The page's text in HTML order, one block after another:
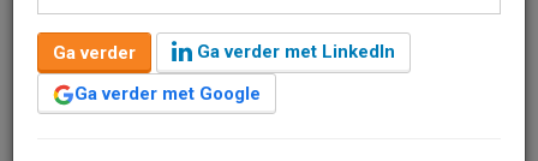
Redactie
15 mei 2026 om 09:57
1 minuut leestijd
De uitbreiding van het Rembrandthof aan de
Ga verder
Ga verder met LinkedIn
Ga verder met Google